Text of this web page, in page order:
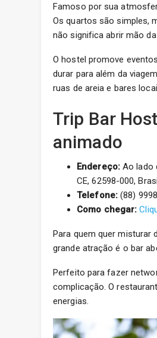
Famoso por sua
Os quartos são simples,
não significa abrir mão
O hostel promove
durar para além da
ruas de areia e bares
Trip Bar
animado
Endereço:Ao lado
CE, 62598-000,
Telefone:(88)
Como chegar:
Para quem quer misturar
grande atração é o bar
Perfeito para fazer
complicação. O
energias.